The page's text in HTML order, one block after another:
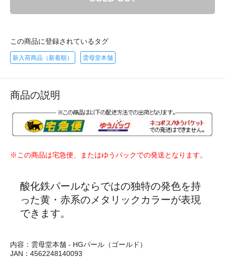
この商品に登録されているタグ
新入荷商品（新着順） 雲母堂本舗
商品の説明
※この商品は宅急便、またはゆうパックでの発送となります。
酸化鉄パールならではの独特の発色を持
った黄・赤系のメタリックカラーが表現
できます。
内容：雲母堂本舗 - HGパール（ゴールド）
JAN：4562248140093